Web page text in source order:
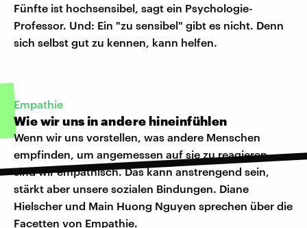
Fünfte ist hochsensibel, sagt ein Psychologie-
Professor. Und: Ein "zu sensibel" gibt es nicht. Denn
sich selbst gut zu kennen, kann helfen.
Empathie
Wie wir uns in andere hineinfühlen
Wenn wir uns vorstellen, was andere Menschen
empfinden, um angemessen auf sie zu reagieren,
sind wir empathisch. Das kann anstrengend sein,
stärkt aber unsere sozialen Bindungen. Diane
Hielscher und Main Huong Nguyen sprechen über die
Facetten von Empathie.